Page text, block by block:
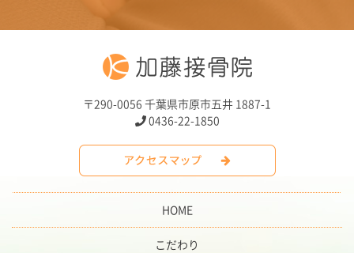
〒290-0056 千葉県市原市五井 1887-1
0436-22-1850
HOME
こだわり